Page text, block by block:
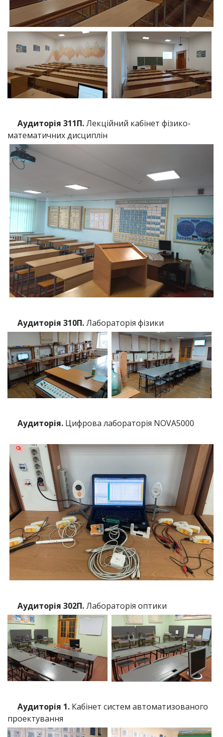
Аудиторія 311П.Лекційний кабінет фізико-
математичних дисциплін
Аудиторія 310П.Лабораторія фізики
Аудиторія. Цифрова лабораторія NOVA5000
Аудиторія 302П.Лабораторія оптики
Аудиторія 1. Кабінет систем автоматизованого
проектування